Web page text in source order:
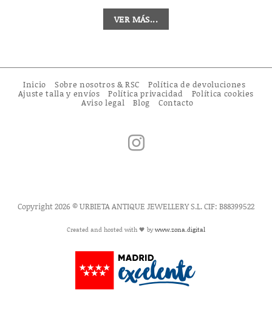
VER MÁS...
Inicio Sobre nosotros & RSC
Política de devoluciones
Ajuste talla y envíos
Política privacidad
Política cookies
Aviso legal
Blog Contacto
Copyright 2026 © URBIETA ANTIQUE JEWELLERY S.L. CIF: B88399522
Created and hosted with 🖤 bywww.zona.digital